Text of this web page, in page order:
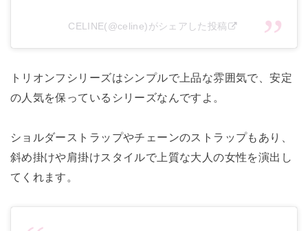
CELINE(@celine)がシェアした投稿
トリオンフシリーズはシンプルで上品な雰囲気で、安定
の人気を保っているシリーズなんですよ。
ショルダーストラップやチェーンのストラップもあり、
斜め掛けや肩掛けスタイルで上質な大人の女性を演出し
てくれます。